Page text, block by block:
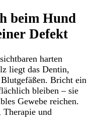
beim Hund
Defekt
harten
liegt das Dentin,
Bricht ein
bleiben – sie
Gewebe reichen.
und